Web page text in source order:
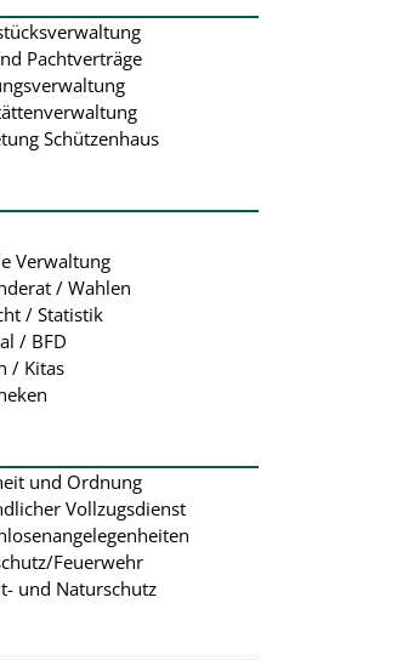
Pachtverträge
Schützenhaus
Verwaltung
/ Wahlen
/ Statistik
/ BFD
/ Kitas
und Ordnung
Vollzugsdienst
Feuerwehr
und Naturschutz